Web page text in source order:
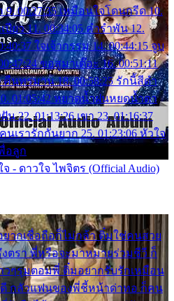
9. 00:27:35 เหมือนใจโดนกรีด 10.
ปียว 11. 00:34:05 คำรำพัน 12.
ใจเจ้ากรรม 14. 00:44:15 จูบ
ขอสูมาเต๊อะ 16. 00:51:11
คืนทรมาน 18. 00:58:25 รักนี้สีดำ
01:05:42 หยาดน้ำฝนหยดน้ำตา
น 22. 01:13:26 เขา 23. 01:16:37
นเรารักกันยาก 25. 01:23:06 หัวใจ
อลูก
จ - ดาวใจ ไพจิตร (Official Audio)
ากเชื่อถือก็ไม่กล้า ติ๋มใช่คนสวย
งตรา พี่หรือจะมาหมายร่วมชีวี ก็
วๆรุมตอมพี่ ติ๋มอยากรับรักเหมือน
กลัวแฟนของพี่ชี้หน้าด่าทอ ก็คน